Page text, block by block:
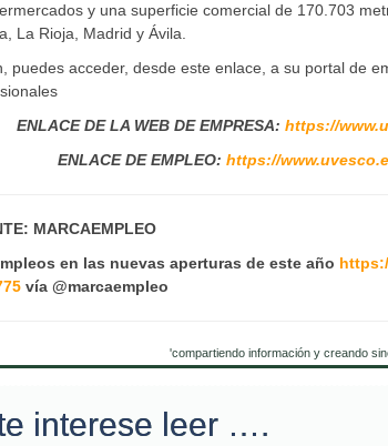
y una superficie comercial de 170.703
La Rioja, Madrid y Ávila.
acceder, desde este enlace, a su portal de
ENLACE DE LA WEB DE EMPRESA: https://
ENLACE DE EMPLEO: https://
MARCAEMPLEO
en las nuevas aperturas de este año
vía @marcaempleo
'compartiendo información y creando
interese leer ….